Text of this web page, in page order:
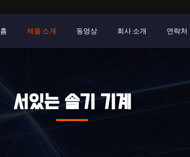
홈 제품 소개 동영상 회사 소개 연락처
서있는 솔기 기계